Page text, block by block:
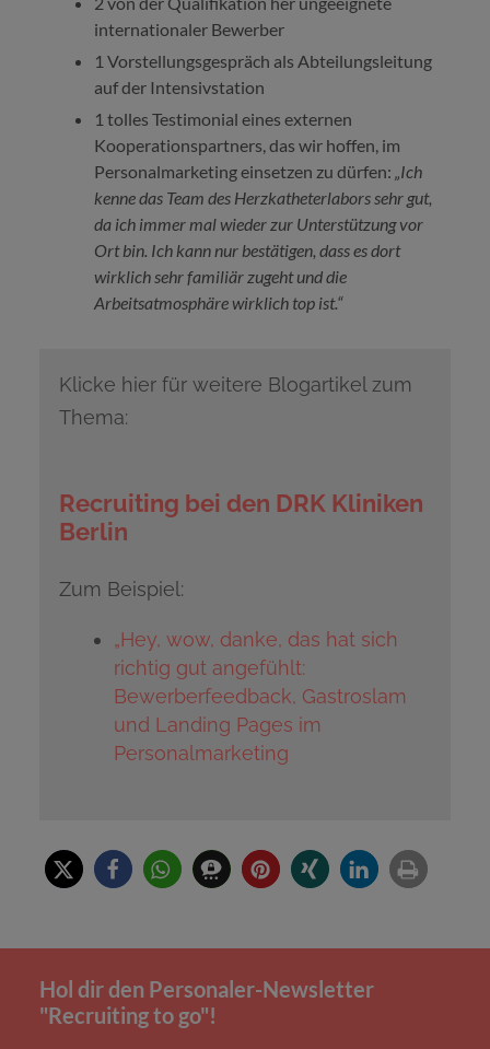
internationaler Bewerber
1 Vorstellungsgespräch als Abteilungsleitung
auf der Intensivstation
1 tolles Testimonial eines externen
Kooperationspartners, das wir hoffen, im
Personalmarketing einsetzen zu dürfen: „Ich
kenne das Team des Herzkatheterlabors sehr gut,
da ich immer mal wieder zur Unterstützung vor
Ort bin. Ich kann nur bestätigen, dass es dort
wirklich sehr familiär zugeht und die
Arbeitsatmosphäre wirklich top ist.“
Klicke hier für weitere Blogartikel zum
Thema:
Recruiting bei den DRK Kliniken
Berlin
Zum Beispiel:
„Hey, wow, danke, das hat sich
richtig gut angefühlt:
Bewerberfeedback, Gastroslam
und Landing Pages im
Personalmarketing
Hol dir den Personaler-Newsletter
"Recruiting to go"!